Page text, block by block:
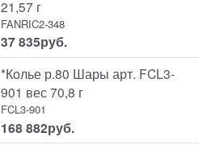
21,57 г
FANRIC2-348
37 835руб.
*Колье р.80 Шары арт. FCL3-
901 вес 70,8 г
FCL3-901
168 882руб.